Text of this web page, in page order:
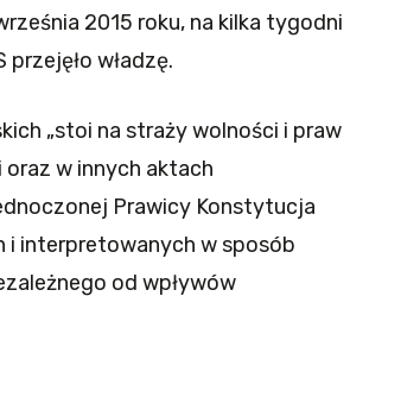
2015 roku, na kilka tygodni
władzę.
„stoi na straży wolności i praw
w innych aktach
Prawicy Konstytucja
i interpretowanych w sposób
od wpływów